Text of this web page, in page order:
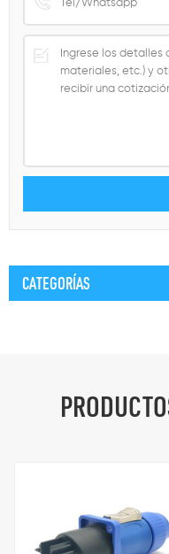
CATEGORÍAS